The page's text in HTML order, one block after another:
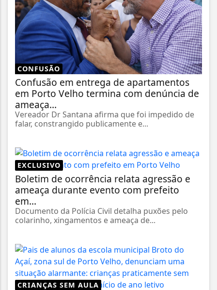
CONFUSÃO
Confusão em entrega de apartamentos
em Porto Velho termina com denúncia de
ameaça...
Vereador Dr Santana afirma que foi impedido de
falar, constrangido publicamente e...
EXCLUSIVO
Boletim de ocorrência relata agressão e
ameaça durante evento com prefeito
em...
Documento da Polícia Civil detalha puxões pelo
colarinho, xingamentos e ameaça de...
CRIANÇAS SEM AULA